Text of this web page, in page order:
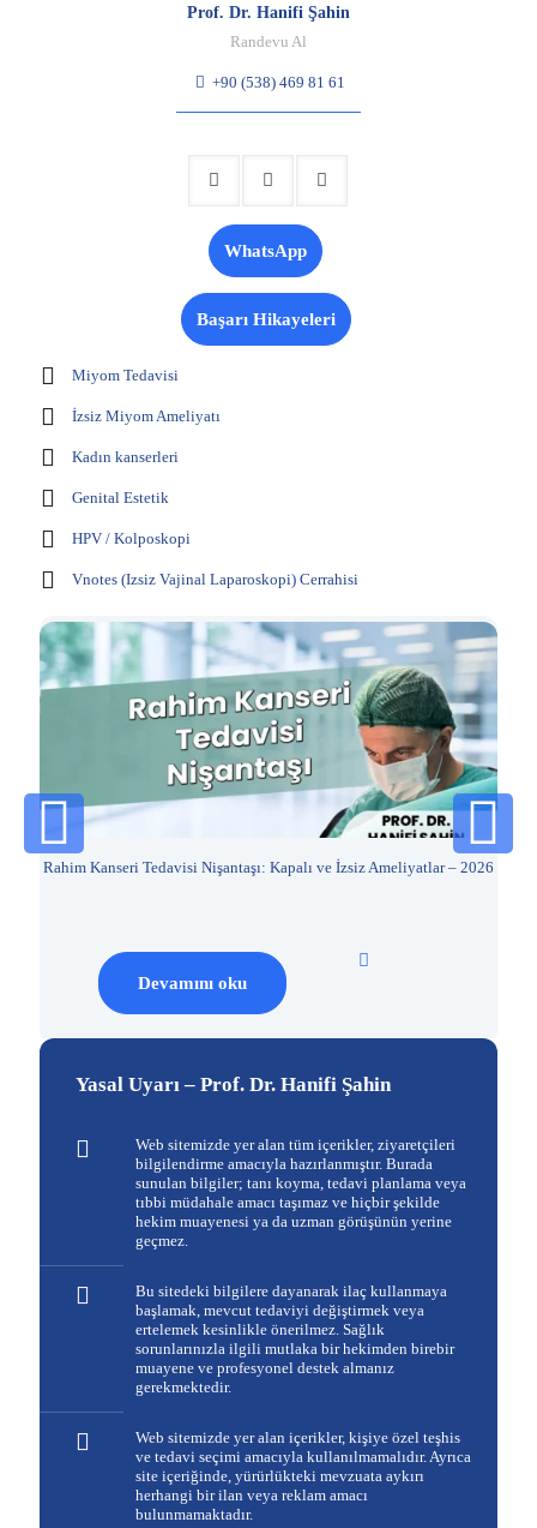
Prof. Dr. Hanifi Şahin
Randevu Al
+90 (538) 469 81 61
WhatsApp
Başarı Hikayeleri
Miyom Tedavisi
İzsiz Miyom Ameliyatı
Kadın kanserleri
Genital Estetik
HPV / Kolposkopi
Vnotes (Izsiz Vajinal Laparoskopi) Cerrahisi
Rahim Kanseri Tedavisi Nişantaşı: Kapalı ve İzsiz Ameliyatlar – 2026
Devamını oku
Yasal Uyarı – Prof. Dr. Hanifi Şahin
Web sitemizde yer alan tüm içerikler, ziyaretçileri
bilgilendirme amacıyla hazırlanmıştır. Burada
sunulan bilgiler; tanı koyma, tedavi planlama veya
tıbbi müdahale amacı taşımaz ve hiçbir şekilde
hekim muayenesi ya da uzman görüşünün yerine
geçmez.
Bu sitedeki bilgilere dayanarak ilaç kullanmaya
başlamak, mevcut tedaviyi değiştirmek veya
ertelemek kesinlikle önerilmez. Sağlık
sorunlarınızla ilgili mutlaka bir hekimden birebir
muayene ve profesyonel destek almanız
gerekmektedir.
Web sitemizde yer alan içerikler, kişiye özel teşhis
ve tedavi seçimi amacıyla kullanılmamalıdır. Ayrıca
site içeriğinde, yürürlükteki mevzuata aykırı
herhangi bir ilan veya reklam amacı
bulunmamaktadır.